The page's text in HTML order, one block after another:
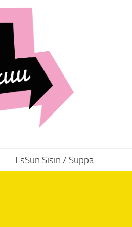
EsSun Sisin / Suppa